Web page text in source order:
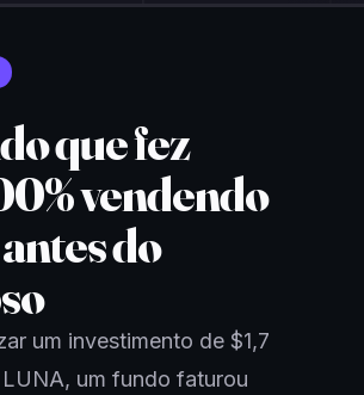
que fez
vendendo
do
um investimento de $1,7
um fundo faturou